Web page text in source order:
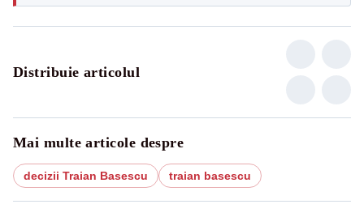
Distribuie articolul
Mai multe articole despre
decizii Traian Basescu traian basescu